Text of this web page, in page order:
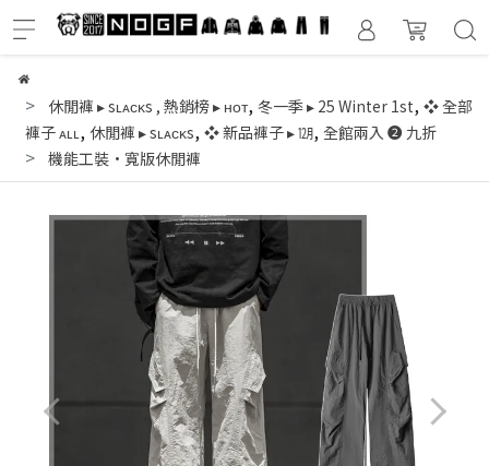
休閒褲 ▸ sʟᴀᴄᴋs , 熱銷榜 ▸ ʜᴏᴛ, 冬一季 ▸ 25 Winter 1st, ❖ 全部
褲子 ᴀʟʟ, 休閒褲 ▸ sʟᴀᴄᴋs, ❖ 新品褲子 ▸ ㋋, 全館兩入 ❷ 九折
機能工裝·寬版休閒褲